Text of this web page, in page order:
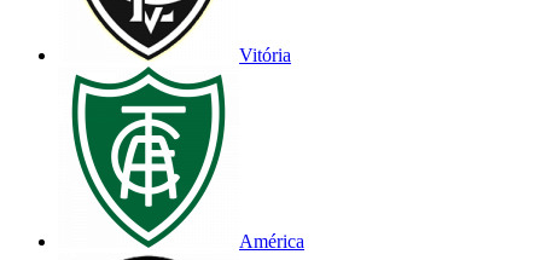
Vitória
América